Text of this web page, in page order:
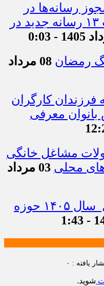
مجوز رسانه‌ها در
خراسان شمالی / فعالیت ۱۳ رسانه جدید در
رمضان
08 مرداد
فرزندان کارگران
معرفی
مشاغل خانگی
محلی
03 مرداد
آگهی نوبتی سه ماهه اول سال ۱۴۰۵ حوزه
یافته : ۰
شوید.